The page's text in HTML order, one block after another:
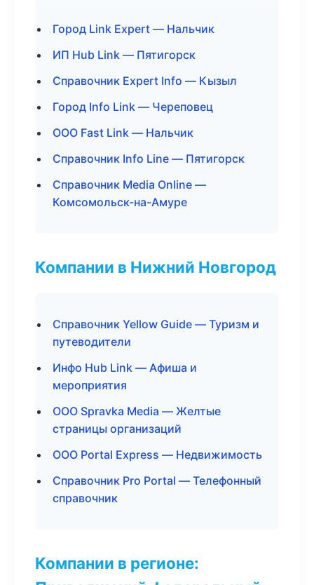
Город Link Expert — Нальчик
ИП Hub Link — Пятигорск
Справочник Expert Info — Кызыл
Город Info Link — Череповец
ООО Fast Link — Нальчик
Справочник Info Line — Пятигорск
Справочник Media Online —
Комсомольск-на-Амуре
Компании в Нижний Новгород
Справочник Yellow Guide — Туризм и
путеводители
Инфо Hub Link — Афиша и
мероприятия
ООО Spravka Media — Желтые
страницы организаций
ООО Portal Express — Недвижимость
Справочник Pro Portal — Телефонный
справочник
Компании в регионе: